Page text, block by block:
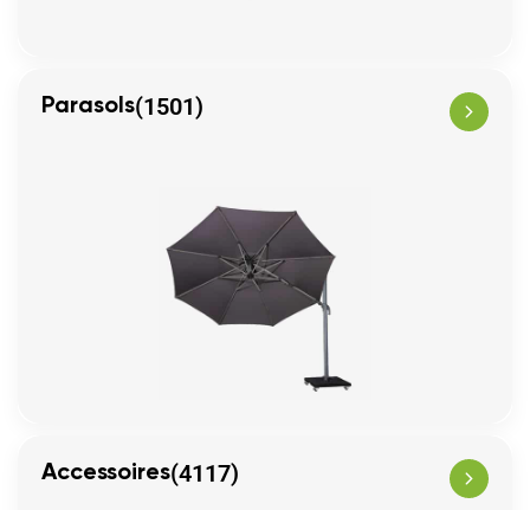
Parasols(1501)
Accessoires(4117)